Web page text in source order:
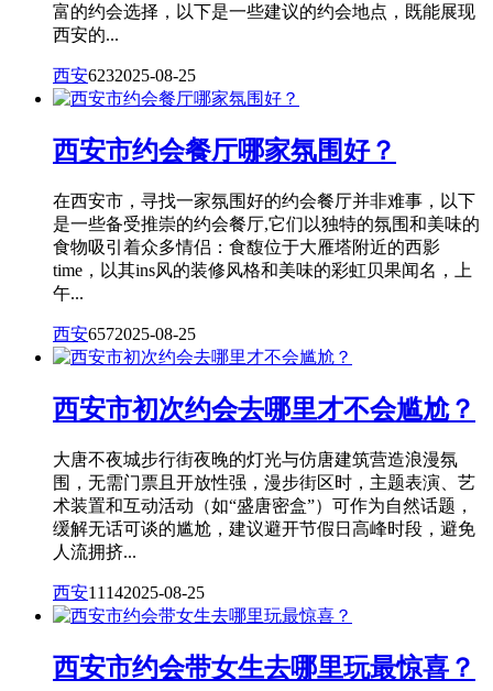
富的约会选择，以下是一些建议的约会地点，既能展现
西安的...
西安6232025-08-25
西安市约会餐厅哪家氛围好？
在西安市，寻找一家氛围好的约会餐厅并非难事，以下
是一些备受推崇的约会餐厅,它们以独特的氛围和美味的
食物吸引着众多情侣：食馥位于大雁塔附近的西影
time，以其ins风的装修风格和美味的彩虹贝果闻名，上
午...
西安6572025-08-25
西安市初次约会去哪里才不会尴尬？
大唐不夜城步行街夜晚的灯光与仿唐建筑营造浪漫氛
围，无需门票且开放性强，漫步街区时，主题表演、艺
术装置和互动活动（如“盛唐密盒”）可作为自然话题，
缓解无话可谈的尴尬，建议避开节假日高峰时段，避免
人流拥挤...
西安11142025-08-25
西安市约会带女生去哪里玩最惊喜？